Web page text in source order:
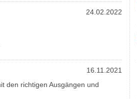
24.02.2022
16.11.2021
den richtigen Ausgängen und